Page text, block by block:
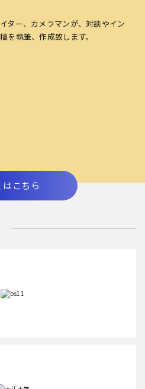
ター、カメラマンが、対談やイン
を執筆、作成致します。
はこちら